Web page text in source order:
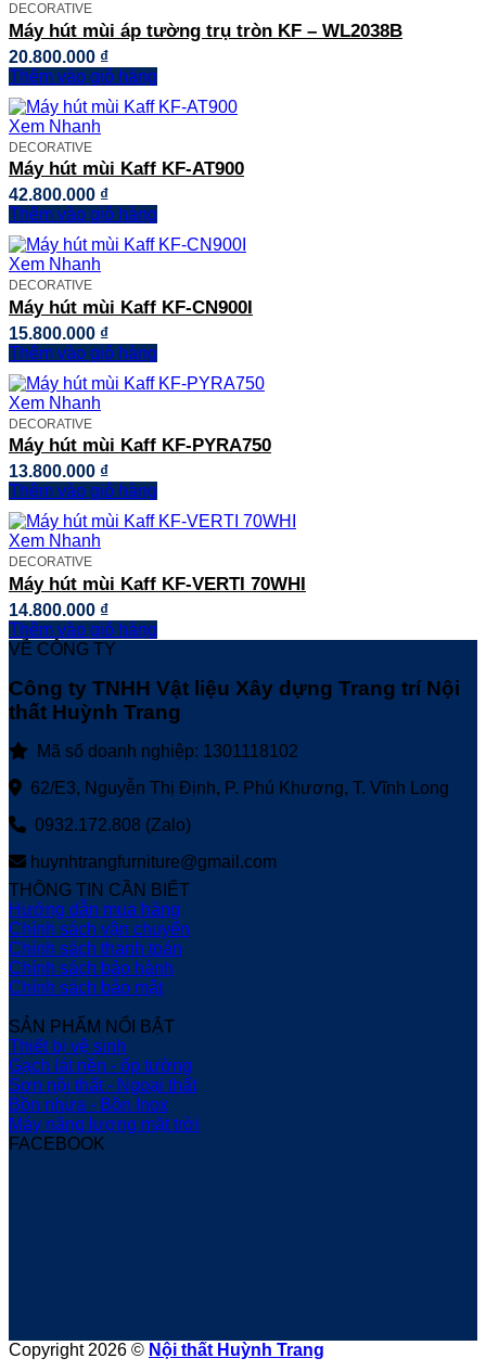
DECORATIVE
Máy hút mùi áp tường trụ tròn KF – WL2038B
20.800.000 ₫
Thêm vào giỏ hàng
Xem Nhanh
DECORATIVE
Máy hút mùi Kaff KF-AT900
42.800.000 ₫
Thêm vào giỏ hàng
Xem Nhanh
DECORATIVE
Máy hút mùi Kaff KF-CN900I
15.800.000 ₫
Thêm vào giỏ hàng
Xem Nhanh
DECORATIVE
Máy hút mùi Kaff KF-PYRA750
13.800.000 ₫
Thêm vào giỏ hàng
Xem Nhanh
DECORATIVE
Máy hút mùi Kaff KF-VERTI 70WHI
14.800.000 ₫
Thêm vào giỏ hàng
VỀ CÔNG TY
Công ty TNHH Vật liệu Xây dựng Trang trí Nội
thất Huỳnh Trang
Mã số doanh nghiệp: 1301118102
62/E3, Nguyễn Thị Định, P. Phú Khương, T. Vĩnh Long
0932.172.808 (Zalo)
huynhtrangfurniture@gmail.com
THÔNG TIN CẦN BIẾT
Hướng dẫn mua hàng
Chính sách vận chuyển
Chính sách thanh toán
Chính sách bảo hành
Chính sách bảo mật
SẢN PHẨM NỔI BẬT
Thiết bị vệ sinh
Gạch lát nền - ốp tường
Sơn nội thất - Ngoại thất
Bồn nhựa - Bồn Inox
Máy năng lượng mặt trời
FACEBOOK
Copyright 2026 © Nội thất Huỳnh Trang